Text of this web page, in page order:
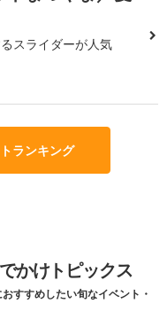
スライダーが人気
ランキング
かけトピックス
すすめしたい旬なイベント・